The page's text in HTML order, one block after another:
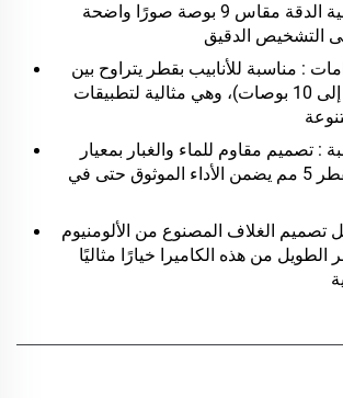
وشاشة العرض عالية الدقة مقاس 9 بوصة صورًا واضحة
: مناسبة للأنابيب بقطر يتراوح بين
25 إلى 250 مم (1 إلى 10 بوصات)، وهي مثالية لتطبيقات
: تصميم مقاوم للماء والغبار بمعيار IP68 وكابل من
الألياف الزجاجية بقطر 5 مم يضمن الأداء الموثوق حتى في
تصميم الغلاف المصنوع من الألومنيوم
الطويل من هذه الكاميرا خيارًا مثاليًا